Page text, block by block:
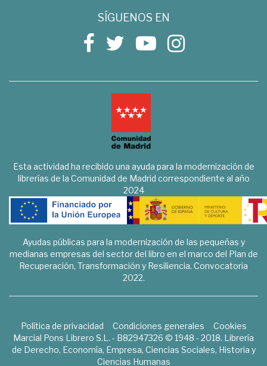
SÍGUENOS EN
Esta actividad ha recibido una ayuda para la modernización de
librerías de la Comunidad de Madrid correspondiente al año
2024
Ayudas públicas para la modernización de las pequeñas y
medianas empresas del sector del libro en el marco del Plan de
Recuperación, Transformación y Resiliencia. Convocatoria
2022.
Política de privacidad Condiciones generales
Cookies
Marcial Pons Librero S.L. - B82947326 © 1948 - 2018. Librería
de Derecho, Economía, Empresa, Ciencias Sociales, Historia y
Ciencias Humanas